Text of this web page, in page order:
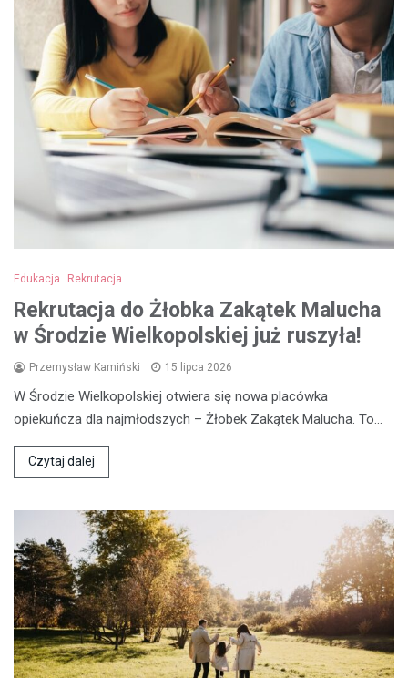
Edukacja Rekrutacja
Rekrutacja do Żłobka Zakątek Malucha
w Środzie Wielkopolskiej już ruszyła!
Przemysław Kamiński 15 lipca 2026
W Środzie Wielkopolskiej otwiera się nowa placówka
opiekuńcza dla najmłodszych – Żłobek Zakątek Malucha. To…
Czytaj dalej